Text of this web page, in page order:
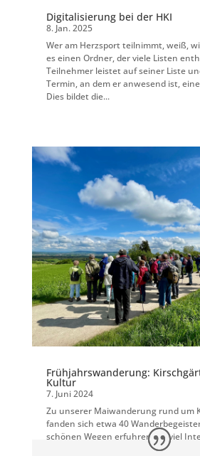
Digitalisierung bei der HKI
8. Jan. 2025
Wer am Herzsport teilnimmt, weiß,
es einen Ordner, der viele Listen
Teilnehmer leistet auf seiner Liste
Termin, an dem er anwesend ist,
Dies bildet die...
Frühjahrswanderung:
Kultur
7. Juni 2024
Zu unserer Maiwanderung rund um
fanden sich etwa 40
schönen Wegen erfuhren wir viel
sogar Albrecht Dürer war irgendwie